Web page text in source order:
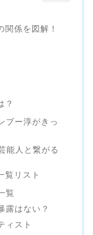
関係を図解！
？
ブー淳がきっ
能人と繋がる
覧リスト
覧
露はない？
ィスト